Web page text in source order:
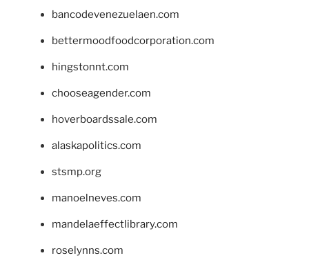
bancodevenezuelaen.com
bettermoodfoodcorporation.com
hingstonnt.com
chooseagender.com
hoverboardssale.com
alaskapolitics.com
stsmp.org
manoelneves.com
mandelaeffectlibrary.com
roselynns.com